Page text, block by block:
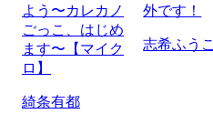
よう〜カレカノ
ごっこ、はじめ
ます〜【マイク
ロ】
綺条有都
外です！
志希ふうこ